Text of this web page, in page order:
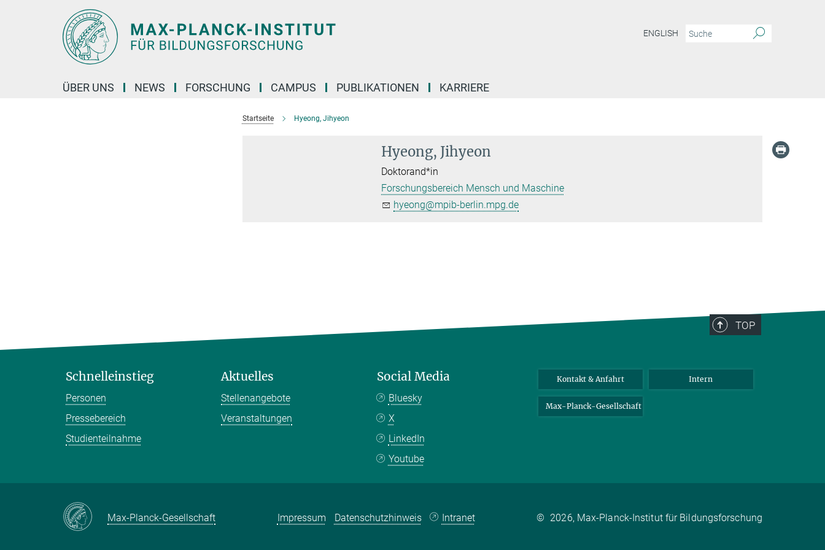
ENGLISH
ÜBER UNS NEWS FORSCHUNG CAMPUS PUBLIKATIONEN KARRIERE
Startseite Hyeong, Jihyeon
Hyeong, Jihyeon
Doktorand*in
Forschungsbereich Mensch und Maschine
hyeong@mpib-berlin.mpg.de
TOP
Schnelleinstieg
Personen
Pressebereich
Studienteilnahme
Aktuelles
Stellenangebote
Veranstaltungen
Social Media
Bluesky
X
LinkedIn
Youtube
Kontakt & Anfahrt Intern
Max-Planck-Gesellschaft
Max-Planck-Gesellschaft Impressum Datenschutzhinweis Intranet © 2026, Max-Planck-Institut für Bildungsforschung